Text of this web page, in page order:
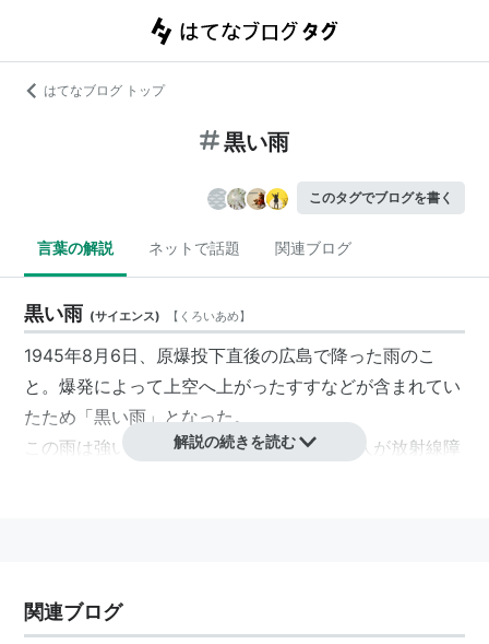
はてなブログ トップ
黒い雨
このタグでブログを書く
言葉の解説 ネットで話題 関連ブログ
黒い雨 (サイエンス) 【 くろいあめ】
1945年8月6日、原爆投下直後の広島で降った雨のこ
と。爆発によって上空へ上がったすすなどが含まれてい
たため「黒い雨」となった。
この雨は強い放射能を持っており、多くの人が放射線障
井伏鱒二の同名小説の映画化。
解説の続きを読む
関連ブログ